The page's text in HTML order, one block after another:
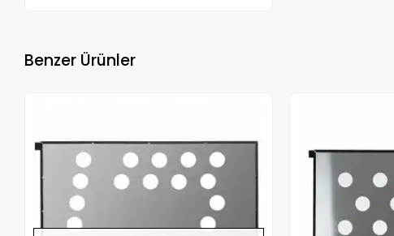
Benzer Ürünler